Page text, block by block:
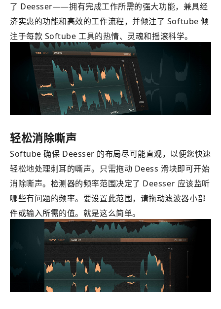
了 Deesser——拥有完成工作所需的强大功能，兼具经
济实惠的功能和高效的工作流程，并倾注了 Softube 倾
注于每款 Softube 工具的热情、灵魂和摇滚科学。
轻松消除嘶声
Softube 确保 Deesser 的布局尽可能直观，以便您快速
轻松地处理刺耳的嘶声。只需拖动 Deess 滑块即可开始
消除嘶声。检测器的频率范围决定了 Deesser 应该监听
哪些有问题的频率。要设置此范围，请拖动滤波器小部
件或输入所需的值。就是这么简单。